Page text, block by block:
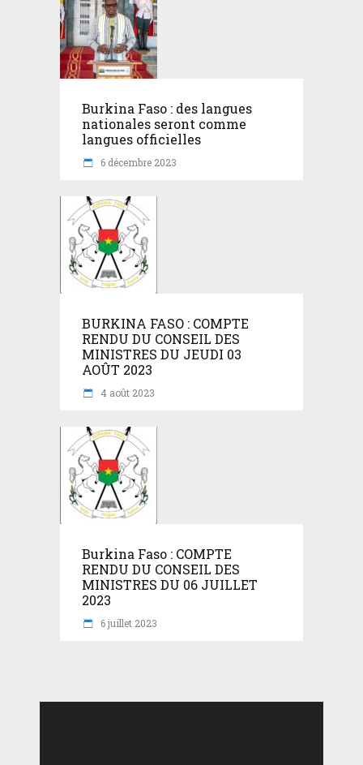
Burkina Faso : des langues
nationales seront comme
langues officielles
6 décembre 2023
BURKINA FASO : COMPTE
RENDU DU CONSEIL DES
MINISTRES DU JEUDI 03
AOÛT 2023
4 août 2023
Burkina Faso : COMPTE
RENDU DU CONSEIL DES
MINISTRES DU 06 JUILLET
2023
6 juillet 2023